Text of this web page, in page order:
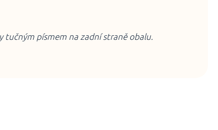
tučným písmem na zadní straně obalu.